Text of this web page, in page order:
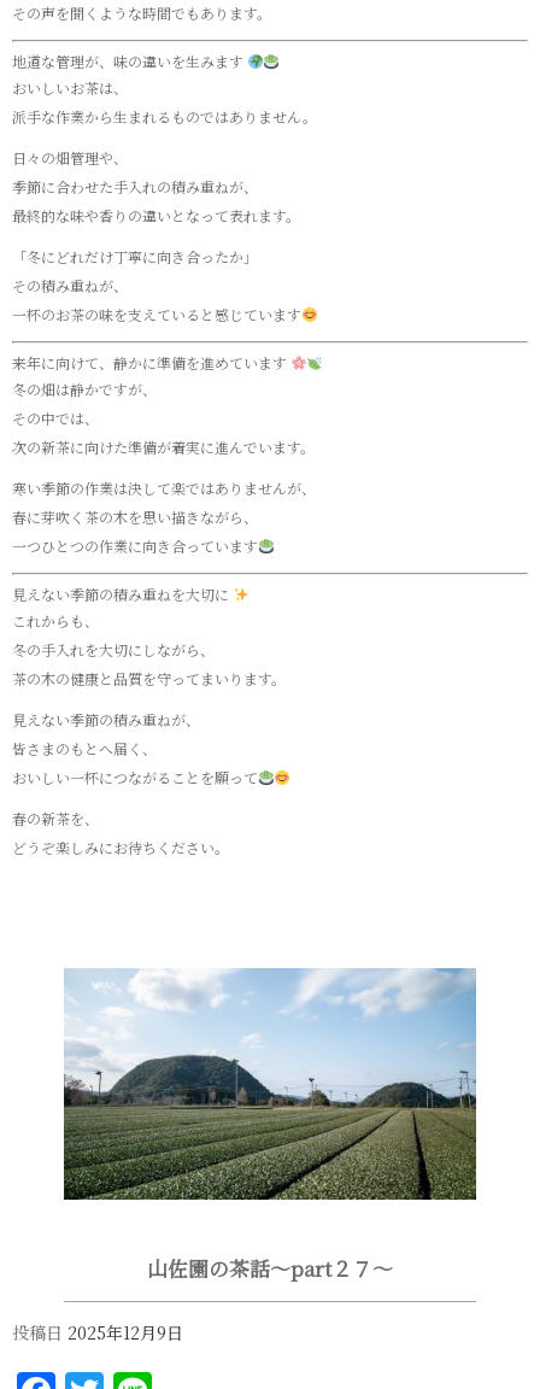
その声を聞くような時間でもあります。
地道な管理が、味の違いを生みます
おいしいお茶は、
派手な作業から生まれるものではありません。
日々の畑管理や、
季節に合わせた手入れの積み重ねが、
最終的な味や香りの違いとなって表れます。
「冬にどれだけ丁寧に向き合ったか」
その積み重ねが、
一杯のお茶の味を支えていると感じています
来年に向けて、静かに準備を進めています
冬の畑は静かですが、
その中では、
次の新茶に向けた準備が着実に進んでいます。
寒い季節の作業は決して楽ではありませんが、
春に芽吹く茶の木を思い描きながら、
一つひとつの作業に向き合っています
見えない季節の積み重ねを大切に
これからも、
冬の手入れを大切にしながら、
茶の木の健康と品質を守ってまいります。
見えない季節の積み重ねが、
皆さまのもとへ届く、
おいしい一杯につながることを願って
春の新茶を、
どうぞ楽しみにお待ちください。
山佐園の茶話～part２７～
投稿日 2025年12月9日